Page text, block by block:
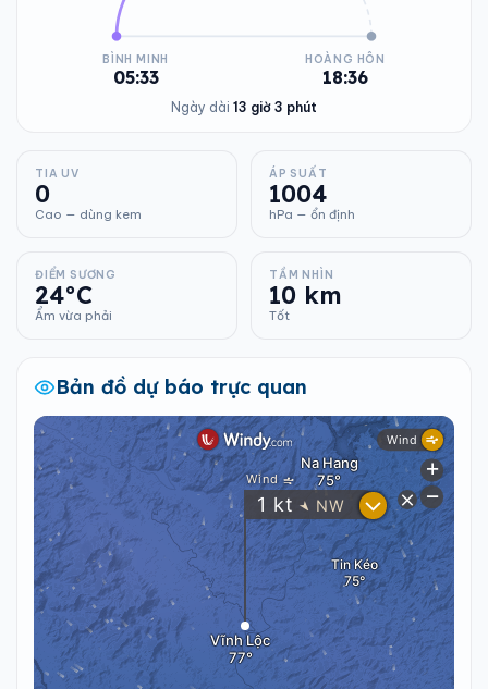
BÌNH MINH
05:33
HOÀNG HÔN
18:36
Ngày dài 13 giờ 3 phút
TIA UV
0
Cao — dùng kem
ÁP SUẤT
1004
hPa — ổn định
ĐIỂM SƯƠNG
24°C
Ẩm vừa phải
TẦM NHÌN
10 km
Tốt
Bản đồ dự báo trực quan